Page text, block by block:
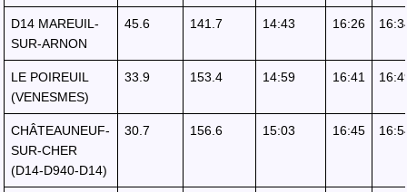
D14 MAREUIL-
SUR-ARNON
45.6 141.7 14:43 16:26
LE POIREUIL
(VENESMES)
33.9 153.4 14:59 16:41
CHÂTEAUNEUF-
SUR-CHER
(D14-D940-D14)
30.7 156.6 15:03 16:45